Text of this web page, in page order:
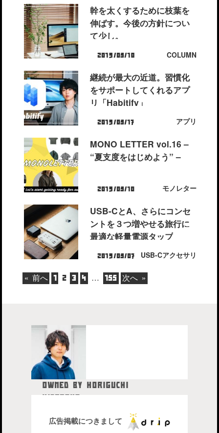
幹を太くするために枝葉を
伸ばす。今後の方針につい
て少し。
2019/05/18 COLUMN
継続が最大の近道。習慣化
をサポートしてくれるアプ
リ「Habitify」
2019/05/17 アプリ
MONO LETTER vol.16 –
“夏支度をはじめよう” –
2019/05/10 モノレター
USB-CとA、さらにコンセ
ントを３つ増やせる旅行に
最適な軽量電源タップ
2019/05/07 USB-Cアクセサリ
« 前へ 1 2 3 4 … 155 次へ »
OWNED BY HORIGUCHI
株式会社drip代表取締役社長
広告掲載につきまして